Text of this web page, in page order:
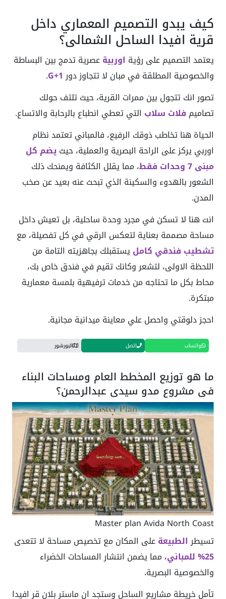
كيف يبدو التصميم المعماري داخل
قرية افيدا الساحل الشمالي؟
يعتمد التصميم على رؤية اوربيةعصرية تدمج بين البساطة
والخصوصية المطلقة في مبان لا تتجاوز دور G+1
.
تصور انك تتجول بين ممرات القرية، حيث تلتف حولك
تصاميم فلات سلاب التي تعطي انطباع بالرحابة والاتساع.
الحياة هنا تخاطب ذوقك الرفيع، فالمباني تعتمد نظام
اوربي يركز على الراحة البصرية والعملية، حيثيضم كل
مبنى 7 وحدات فقط
، مما يقلل الكثافة ويمنحك ذلك
الشعور بالهدوء والسكينة الذي تبحث عنه بعيد عن صخب
المدن.
انت هنا لا تسكن في مجرد وحدة ساحلية، بل تعيش داخل
مساحة مصممة بعناية لتعكس الرقي في كل تفصيلة، مع
تشطيب فندقي كامليستقبلك بجاهزيته التامة من
اللحظة الاولى، لتشعر وكانك تقيم في فندق خاص بك،
محاط بكل ما تحتاجه من خدمات ترفيهية بلمسة معمارية
مبتكرة.
احجز دلوقتي واحصل علي معاينة ميدانية مجانية.
واتساب اتصل البورشور
ما هو توزيع المخطط العام ومساحات البناء
في مشروع مدو سيدي عبدالرحمن؟
Master plan Avida North Coast
تسيطرالطبيعةعلى المكان مع تخصيص مساحة لا تتعدى
25% للمباني
، مما يضمن انتشار المساحات الخضراء
والخصوصية البصرية.
تأمل خريطة مشاريع الساحل وستجد ان ماستر بلان قر افيدا